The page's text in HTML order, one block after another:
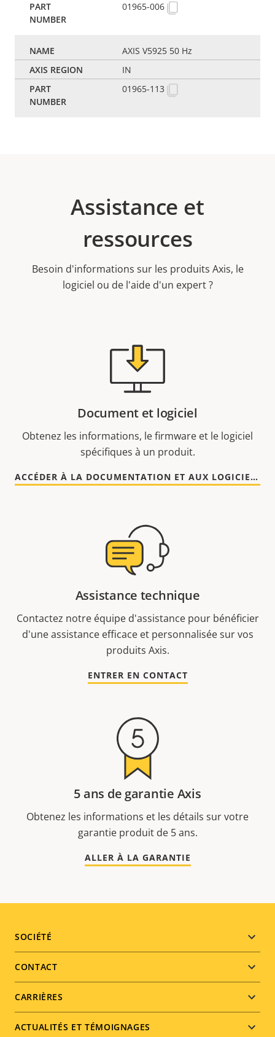
01965-006
AXIS V5925 50 Hz
IN
01965-113
Assistance et
ressources
Besoin d'informations sur les produits Axis, le
logiciel ou de l'aide d'un expert ?
Document et logiciel
Obtenez les informations, le firmware et le logiciel
spécifiques à un produit.
ACCÉDER À LA DOCUMENTATION ET AUX LOGICIELS
Assistance technique
Contactez notre équipe d'assistance pour bénéficier
d'une assistance efficace et personnalisée sur vos
produits Axis.
ENTRER EN CONTACT
5 ans de garantie Axis
Obtenez les informations et les détails sur votre
garantie produit de 5 ans.
ALLER À LA GARANTIE
Footer
menu
SOCIÉTÉ
CONTACT
CARRIÈRES
ACTUALITÉS ET TÉMOIGNAGES